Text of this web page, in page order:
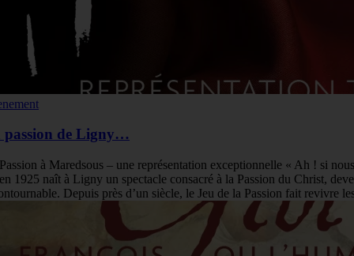
passion de Ligny…
à Maredsous – une représentation exceptionnelle « Ah ! si
1925 naît à Ligny un spectacle consacré à la Passion du Christ,
Depuis près d’un siècle, le Jeu de la Passion fait revivre